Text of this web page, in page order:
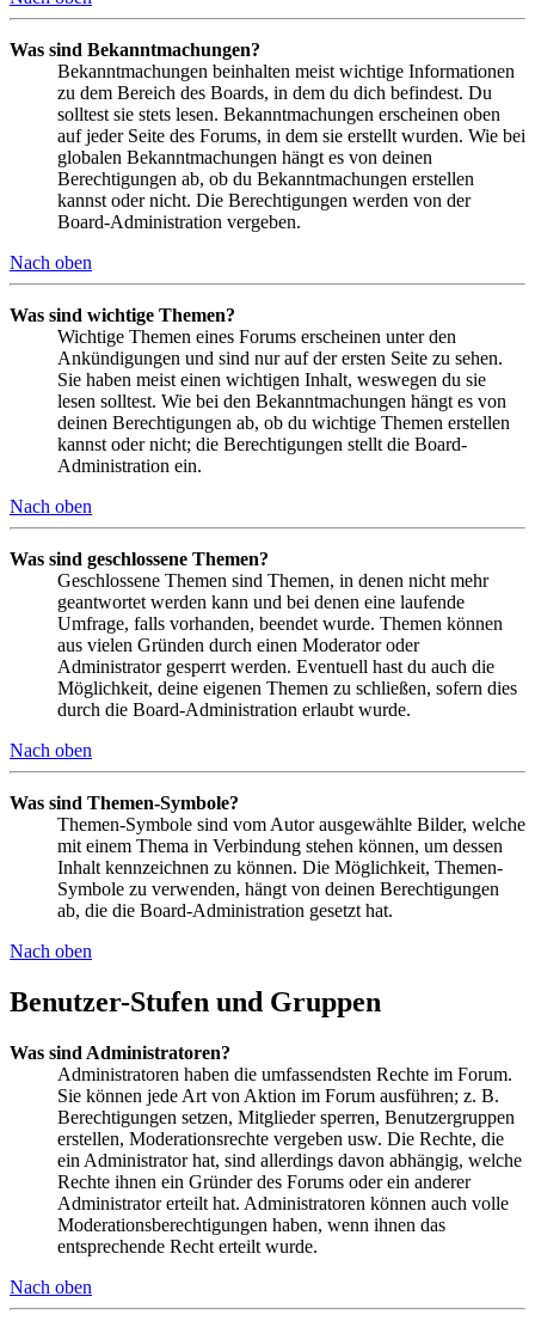
Was sind Bekanntmachungen?
Bekanntmachungen beinhalten meist wichtige Informationen
zu dem Bereich des Boards, in dem du dich befindest. Du
solltest sie stets lesen. Bekanntmachungen erscheinen oben
auf jeder Seite des Forums, in dem sie erstellt wurden. Wie bei
globalen Bekanntmachungen hängt es von deinen
Berechtigungen ab, ob du Bekanntmachungen erstellen
kannst oder nicht. Die Berechtigungen werden von der
Board-Administration vergeben.
Nach oben
Was sind wichtige Themen?
Wichtige Themen eines Forums erscheinen unter den
Ankündigungen und sind nur auf der ersten Seite zu sehen.
Sie haben meist einen wichtigen Inhalt, weswegen du sie
lesen solltest. Wie bei den Bekanntmachungen hängt es von
deinen Berechtigungen ab, ob du wichtige Themen erstellen
kannst oder nicht; die Berechtigungen stellt die Board-
Administration ein.
Nach oben
Was sind geschlossene Themen?
Geschlossene Themen sind Themen, in denen nicht mehr
geantwortet werden kann und bei denen eine laufende
Umfrage, falls vorhanden, beendet wurde. Themen können
aus vielen Gründen durch einen Moderator oder
Administrator gesperrt werden. Eventuell hast du auch die
Möglichkeit, deine eigenen Themen zu schließen, sofern dies
durch die Board-Administration erlaubt wurde.
Nach oben
Was sind Themen-Symbole?
Themen-Symbole sind vom Autor ausgewählte Bilder, welche
mit einem Thema in Verbindung stehen können, um dessen
Inhalt kennzeichnen zu können. Die Möglichkeit, Themen-
Symbole zu verwenden, hängt von deinen Berechtigungen
ab, die die Board-Administration gesetzt hat.
Nach oben
Benutzer-Stufen und Gruppen
Was sind Administratoren?
Administratoren haben die umfassendsten Rechte im Forum.
Sie können jede Art von Aktion im Forum ausführen; z. B.
Berechtigungen setzen, Mitglieder sperren, Benutzergruppen
erstellen, Moderationsrechte vergeben usw. Die Rechte, die
ein Administrator hat, sind allerdings davon abhängig, welche
Rechte ihnen ein Gründer des Forums oder ein anderer
Administrator erteilt hat. Administratoren können auch volle
Moderationsberechtigungen haben, wenn ihnen das
entsprechende Recht erteilt wurde.
Nach oben